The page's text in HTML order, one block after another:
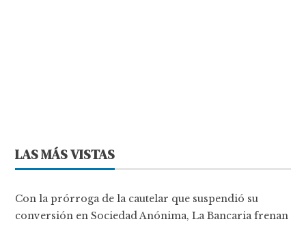
LAS MÁS VISTAS
Con la prórroga de la cautelar que suspendió su
conversión en Sociedad Anónima, La Bancaria frenan